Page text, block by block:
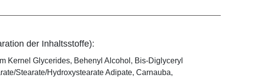
der Inhaltsstoffe):
Kernel Glycerides, Behenyl Alcohol, Bis-Diglyceryl
Stearate/Hydroxystearate Adipate, Carnauba,